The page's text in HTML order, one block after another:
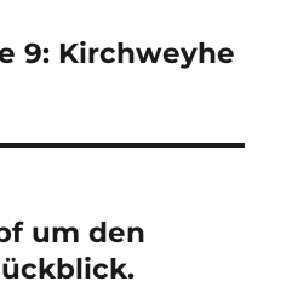
9: Kirchweyhe
um den